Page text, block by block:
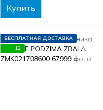
Купить
БЕСПЛАТНАЯ ДОСТАВКА
12